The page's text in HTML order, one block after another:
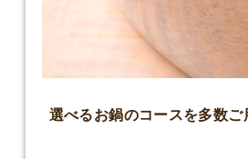
選べるお鍋のコースを多数ご